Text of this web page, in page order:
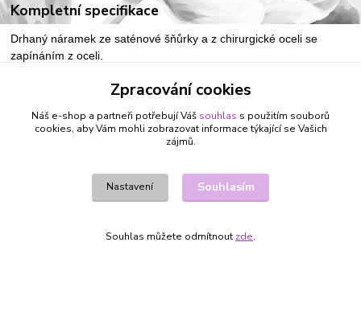
Kompletní specifikace
Drhaný náramek ze saténové šňůrky a z chirurgické oceli se
zapínáním z oceli.
Velikost obvod: 1. (15-19 cm), 2. (18-22 cm)
Zboží zařazeno v kategoriích
ŠPERKY A BIŽUTERIE
Zpracování cookies
Náš e-shop a partneři potřebují Váš souhlas s použitím souborů
cookies, aby Vám mohli zobrazovat informace týkající se Vašich
zájmů.
Nastavení Souhlasím
Souhlas můžete odmítnout zde.